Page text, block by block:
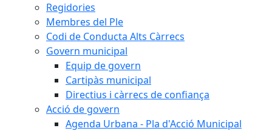
Regidories
Membres del Ple
Codi de Conducta Alts Càrrecs
Govern municipal
Equip de govern
Cartipàs municipal
Directius i càrrecs de confiança
Acció de govern
Agenda Urbana - Pla d'Acció Municipal